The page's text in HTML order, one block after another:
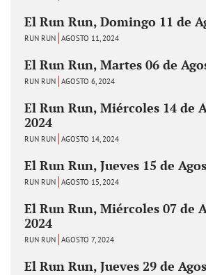
El Run Run, Domingo 11 de
RUN RUN AGOSTO 11, 2024
El Run Run, Martes 06 de
RUN RUN AGOSTO 6, 2024
El Run Run, Miércoles 14 de
2024
RUN RUN AGOSTO 14, 2024
El Run Run, Jueves 15 de
RUN RUN AGOSTO 15, 2024
El Run Run, Miércoles 07 de
2024
RUN RUN AGOSTO 7, 2024
El Run Run, Jueves 29 de